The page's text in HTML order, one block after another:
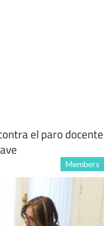
el paro docente
Members